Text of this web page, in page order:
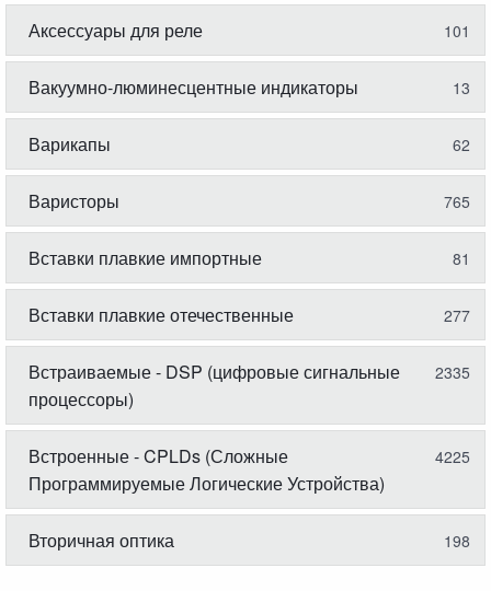
Аксессуары для реле 101
Вакуумно-люминесцентные индикаторы 13
Варикапы 62
Варисторы 765
Вставки плавкие импортные 81
Вставки плавкие отечественные 277
Встраиваемые - DSP (цифровые сигнальные
процессоры)
2335
Встроенные - CPLDs (Сложные
Программируемые Логические Устройства)
4225
Вторичная оптика 198